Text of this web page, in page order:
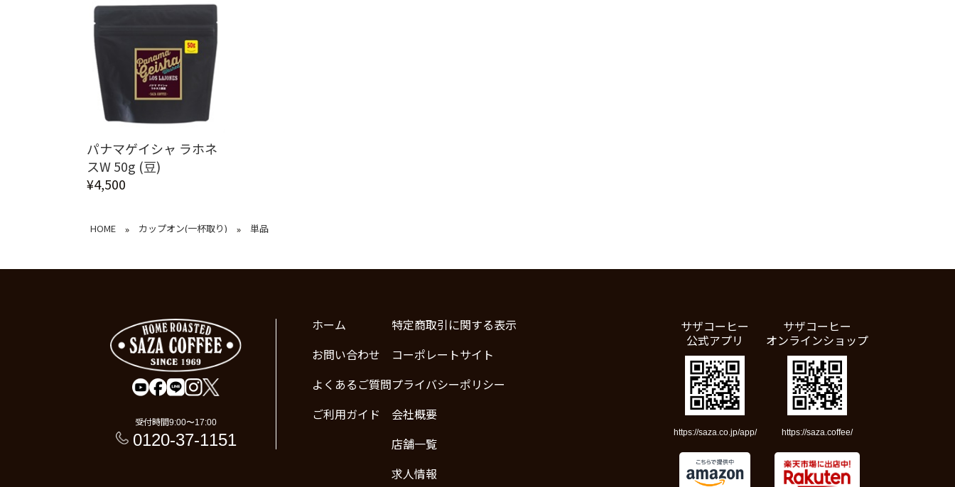
パナマゲイシャ ラホネ
スW 50g (豆)
¥4,500
HOME » カップオン(一杯取り) » 単品
受付時間9:00〜17:00
0120-37-1151
ホーム
お問い合わせ
よくあるご質問
ご利用ガイド
特定商取引に関する表示
コーポレートサイト
プライバシーポリシー
会社概要
店舗一覧
求人情報
サザコーヒー
公式アプリ
https://saza.co.jp/app/
サザコーヒー
オンラインショップ
https://saza.coffee/